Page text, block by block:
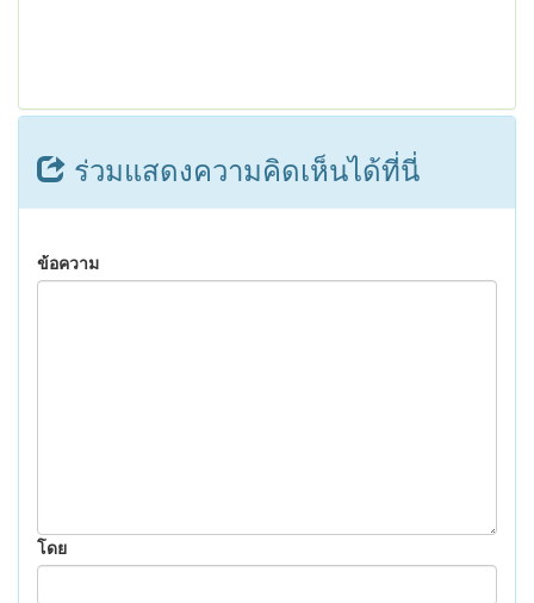
ร่วมแสดงความคิดเห็นได้ที่นี่
ข้อความ
โดย